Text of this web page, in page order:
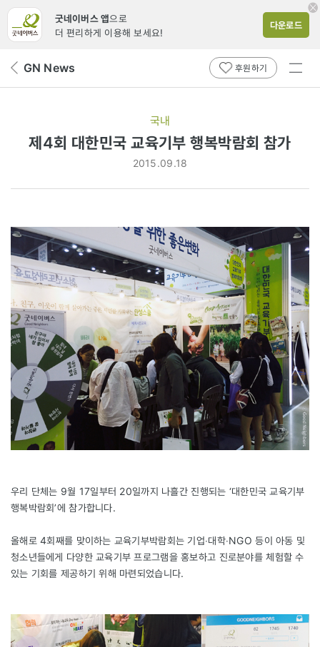
굿네이버스 앱으로
더 편리하게 이용해 보세요!
다운로드
뒤 GN News 후원하기
전체
국내
제4회 대한민국 교육기부 행복박람회 참가
2015.09.18
우리 단체는 9월 17일부터 20일까지 나흘간 진행되는 ‘대한민국 교육기부
행복박람회’에 참가합니다.
올해로 4회째를 맞이하는 교육기부박람회는 기업‧대학‧NGO 등이 아동 및
청소년들에게 다양한 교육기부 프로그램을 홍보하고 진로분야를 체험할 수
있는 기회를 제공하기 위해 마련되었습니다.